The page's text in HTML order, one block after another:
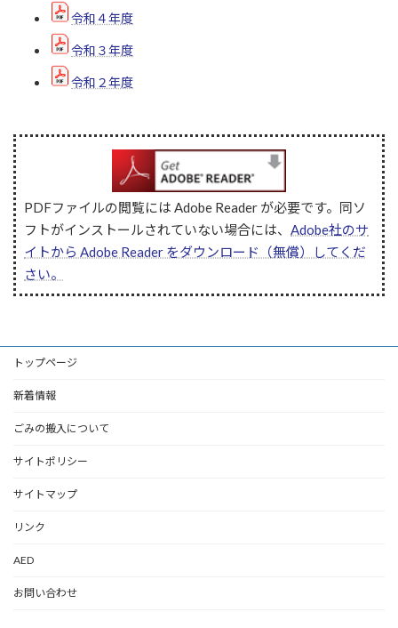
令和４年度
令和３年度
令和２年度
PDFファイルの閲覧には Adobe Reader が必要です。同ソ
フトがインストールされていない場合には、 Adobe社のサ
イトから Adobe Reader をダウンロード（無償）してくだ
さい。
トップページ
新着情報
ごみの搬入について
サイトポリシー
サイトマップ
リンク
AED
お問い合わせ